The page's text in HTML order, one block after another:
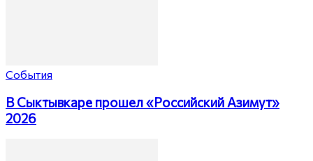
События
В Сыктывкаре прошел «Российский Азимут»
2026